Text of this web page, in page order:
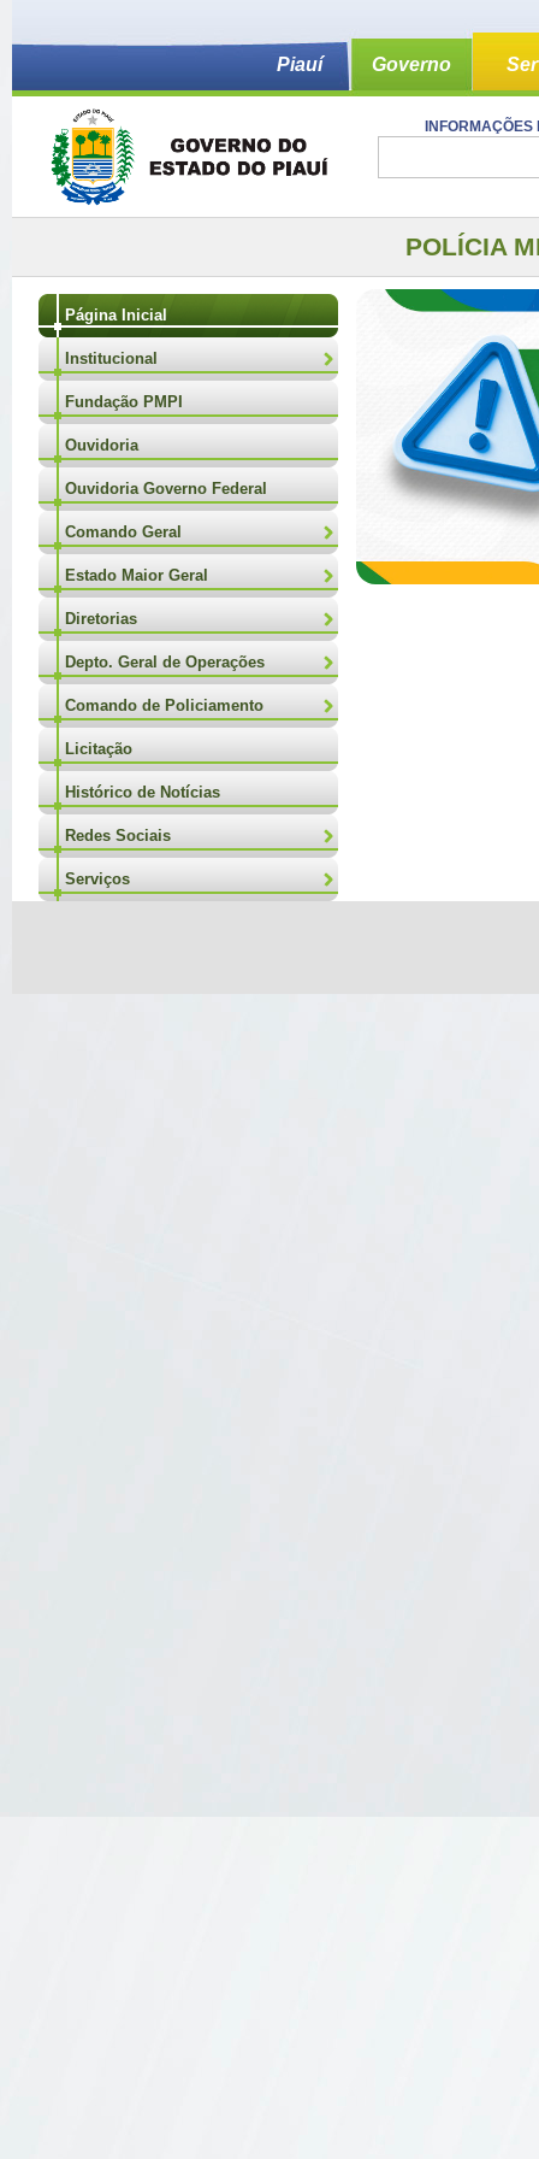
Piauí Governo
POLÍCIA
Página Inicial
Institucional
Fundação PMPI
Ouvidoria
Ouvidoria Governo Federal
Comando Geral
Estado Maior Geral
Diretorias
Depto. Geral de Operações
Comando de Policiamento
Licitação
Histórico de Notícias
Redes Sociais
Serviços